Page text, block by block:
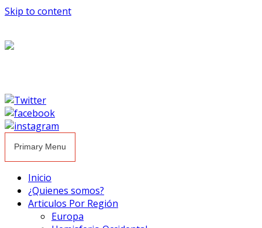
Skip to content
Primary Menu
Inicio
¿Quienes somos?
Articulos Por Región
Europa